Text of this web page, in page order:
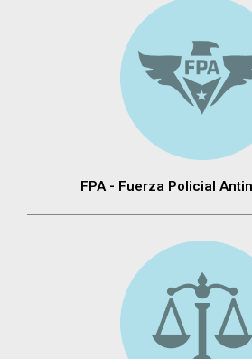
FPA - Fuerza Policial